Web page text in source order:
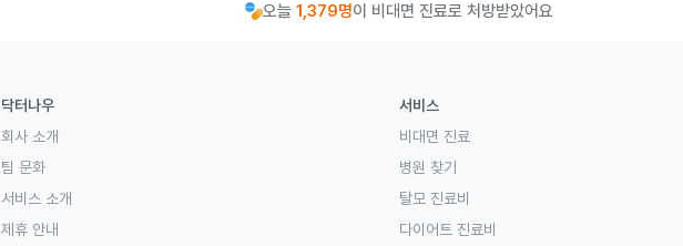
오늘 1,379명이 비대면 진료로 처방받았어요
닥터나우
회사 소개
팀 문화
서비스 소개
제휴 안내
서비스
비대면 진료
병원 찾기
탈모 진료비
다이어트 진료비